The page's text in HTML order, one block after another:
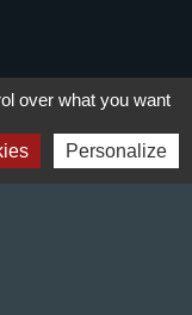
over what you want
Personalize